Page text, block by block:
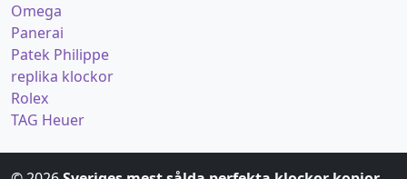
Omega
Panerai
Patek Philippe
replika klockor
Rolex
TAG Heuer